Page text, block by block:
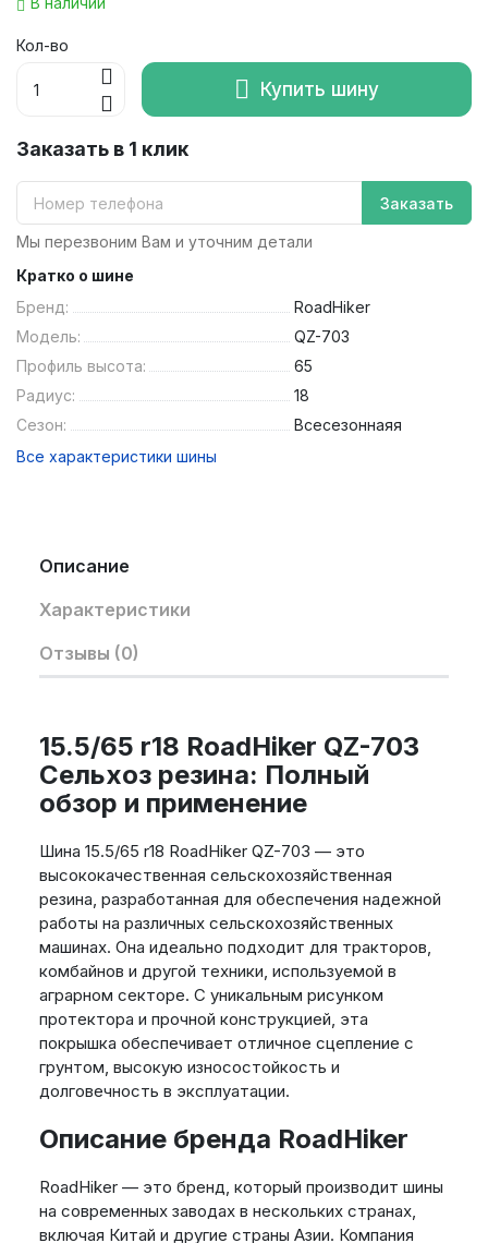
Кол-во
Купить шину
Заказать в 1 клик
Заказать
Мы перезвоним Вам и уточним детали
Кратко о шине
Бренд:
RoadHiker
Модель:
QZ-703
Профиль высота:
65
Радиус:
18
Сезон:
Всесезоннаяя
Все характеристики шины
Описание
Характеристики
Отзывы (0)
15.5/65 r18 RoadHiker QZ-703
Сельхоз резина: Полный
обзор и применение
Шина 15.5/65 r18 RoadHiker QZ-703 — это
высококачественная сельскохозяйственная
резина, разработанная для обеспечения надежной
работы на различных сельскохозяйственных
машинах. Она идеально подходит для тракторов,
комбайнов и другой техники, используемой в
аграрном секторе. С уникальным рисунком
протектора и прочной конструкцией, эта
покрышка обеспечивает отличное сцепление с
грунтом, высокую износостойкость и
долговечность в эксплуатации.
Описание бренда RoadHiker
RoadHiker — это бренд, который производит шины
на современных заводах в нескольких странах,
включая Китай и другие страны Азии. Компания